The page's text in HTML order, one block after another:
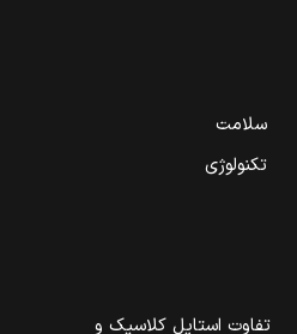
سلامت
تکنولوژی
تفاوت استایل کلاسیک و